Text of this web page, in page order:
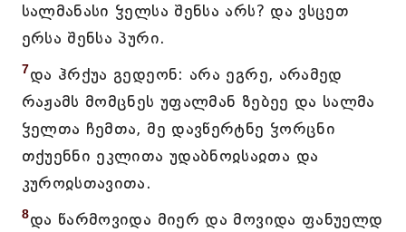
სალმანასი ჴელსა შენსა არს? და ვსცეთ
ერსა შენსა პური.
7და ჰრქუა გედეონ: არა ეგრე, არამედ
რაჟამს მომცნეს უფალმან ზებეე და სალმა
ჴელთა ჩემთა, მე დავწერტნე ჴორცნი
თქუენნი ეკლითა უდაბნოჲსაჲთა და
კუროჲსთავითა.
8და წარმოვიდა მიერ და მოვიდა ფანუელდ